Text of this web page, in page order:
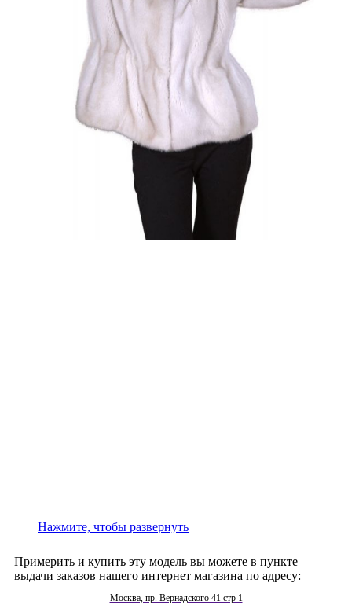
Нажмите, чтобы развернуть
Примерить и купить эту модель вы можете в пункте
выдачи заказов нашего интернет магазина по адресу:
Москва, пр. Вернадского 41 стр 1